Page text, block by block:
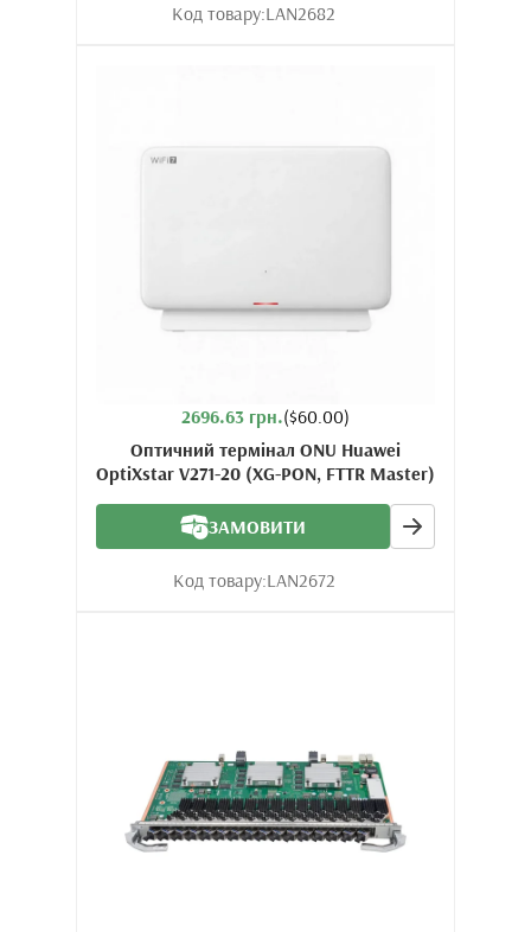
Код товару:LAN2682
2696.63 грн.($60.00)
Оптичний термінал ONU Huawei
OptiXstar V271-20 (XG-PON, FTTR Master)
ЗАМОВИТИ
Код товару:LAN2672